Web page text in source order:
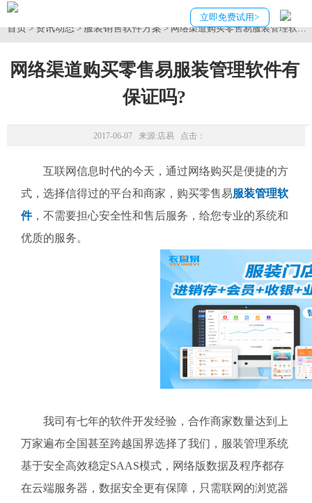
立即免费试用>
首页>资讯动态>服装销售软件方案> 网络渠道购买零售易服装管理软件
网络渠道购买零售易服装管理软件有
保证吗?
2017-06-07 来源:店易 点击：
互联网信息时代的今天，通过网络购买是便捷的方
式，选择信得过的平台和商家，购买零售易服装管理软
件，不需要担心安全性和售后服务，给您专业的系统和
优质的服务。
我司有七年的软件开发经验，合作商家数量达到上
万家遍布全国甚至跨越国界选择了我们，服装管理系统
基于安全高效稳定SAAS模式，网络版数据及程序都存
在云端服务器，数据安全更有保障，只需联网的浏览器